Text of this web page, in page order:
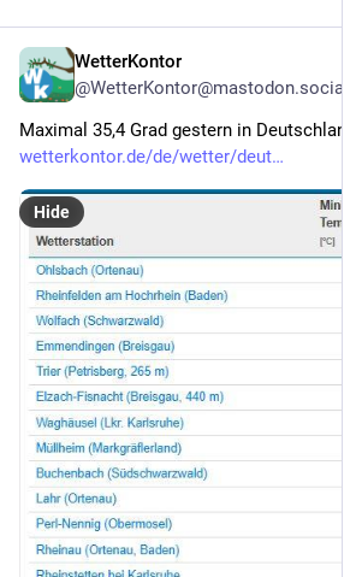
WetterKontor
@WetterKontor@mastodon.social
Maximal 35,4 Grad gestern in Deutschland:
wetterkontor.de/de/wetter/deut
Hide